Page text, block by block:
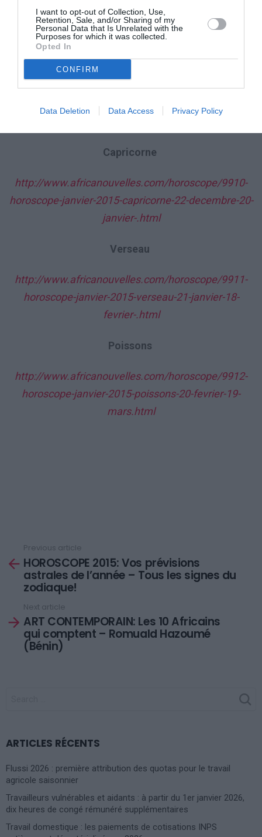
I want to opt-out of Collection, Use,
Retention, Sale, and/or Sharing of my
Personal Data that Is Unrelated with the
Purposes for which it was collected.
Opted In
CONFIRM
Data Deletion Data Access Privacy Policy
horoscope-janvier-2015-scorpion-24-octobre-22-
novembre.html
http://www.africanouvelles.com/horoscope/9909-
horoscope-janvier-2015-sagittaire-23-novembre-21-
Capricorne
http://www.africanouvelles.com/horoscope/9910-
horoscope-janvier-2015-capricorne-22-decembre-20-
janvier-.html
Verseau
http://www.africanouvelles.com/horoscope/9911-
horoscope-janvier-2015-verseau-21-janvier-18-
fevrier-.html
Poissons
http://www.africanouvelles.com/horoscope/9912-
horoscope-janvier-2015-poissons-20-fevrier-19-
mars.html
more
Previous article
HOROSCOPE 2015: Vos prévisions
astrales de l’année – Tous les signes du
zodiaque!
Next article
ART CONTEMPORAIN: Les 10 Africains
qui comptent – Romuald Hazoumé
(Bénin)
ARTICLES RÉCENTS
Flussi 2026 : première attribution des quotas pour le travail
agricole saisonnier
Travailleurs vulnérables et aidants : à partir du 1er janvier 2026,
dix heures de congé rémunéré supplémentaires
Travail domestique : les paiements de cotisations INPS